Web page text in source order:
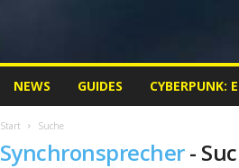
NEWS GUIDES CYBERPUNK:
Start Suche
Synchronsprecher-